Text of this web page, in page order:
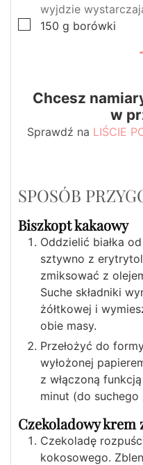
wyjdzie
▢
150 g borówki
Chcesz
w
Sprawdź na LIŚCIE
SPOSÓB
Biszkopt kakaowy
Oddzielić białka
sztywno z
zmiksować z
Suche składniki
żółtkowej i
obie masy.
Przełożyć do
wyłożonej
z włączoną
minut (do suchego
Czekoladowy krem
Czekoladę
kokosowego.